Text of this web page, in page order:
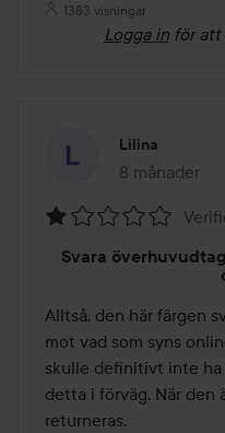
1383 visningar
Logga in för att
Lilina
8 månader
Inlägget
5
Svara
Alltså, den här färgen
mot vad som syns
skulle definitivt inte
detta i förväg. När den
returneras.